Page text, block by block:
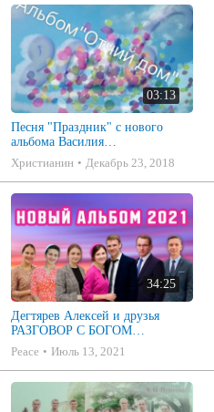
03:13
Песня "Праздник" с нового
альбома Василия
Перебековського "Отчий
Дом"2016г.
Христианин Декабрь 23, 2018
34:25
Дегтярев Алексей и друзья
РАЗГОВОР С БОГОМ
Христианские песни МСЦ ЕХБ
2021 (7я)
Peace Июль 13, 2021